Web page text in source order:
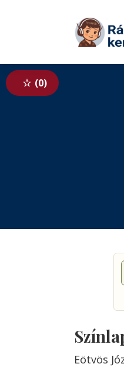
Tovább a tartalomhoz
0
Eötvös